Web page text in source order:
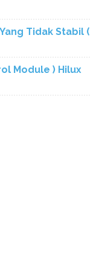
Tidak Stabil (
Module ) Hilux